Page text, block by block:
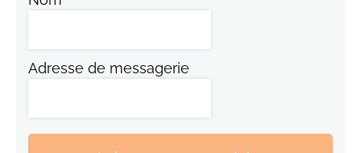
Adresse de messagerie